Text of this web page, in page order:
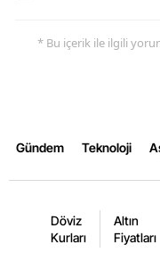
* Bu içerik ile ilgili
Gündem Teknoloji
Döviz
Kurları
Altın
Fiyatları